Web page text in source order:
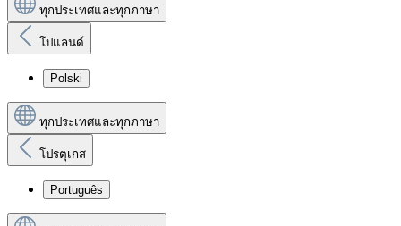
ทุกประเทศและทุกภาษา
โปแลนด์
Polski
ทุกประเทศและทุกภาษา
โปรตุเกส
Português